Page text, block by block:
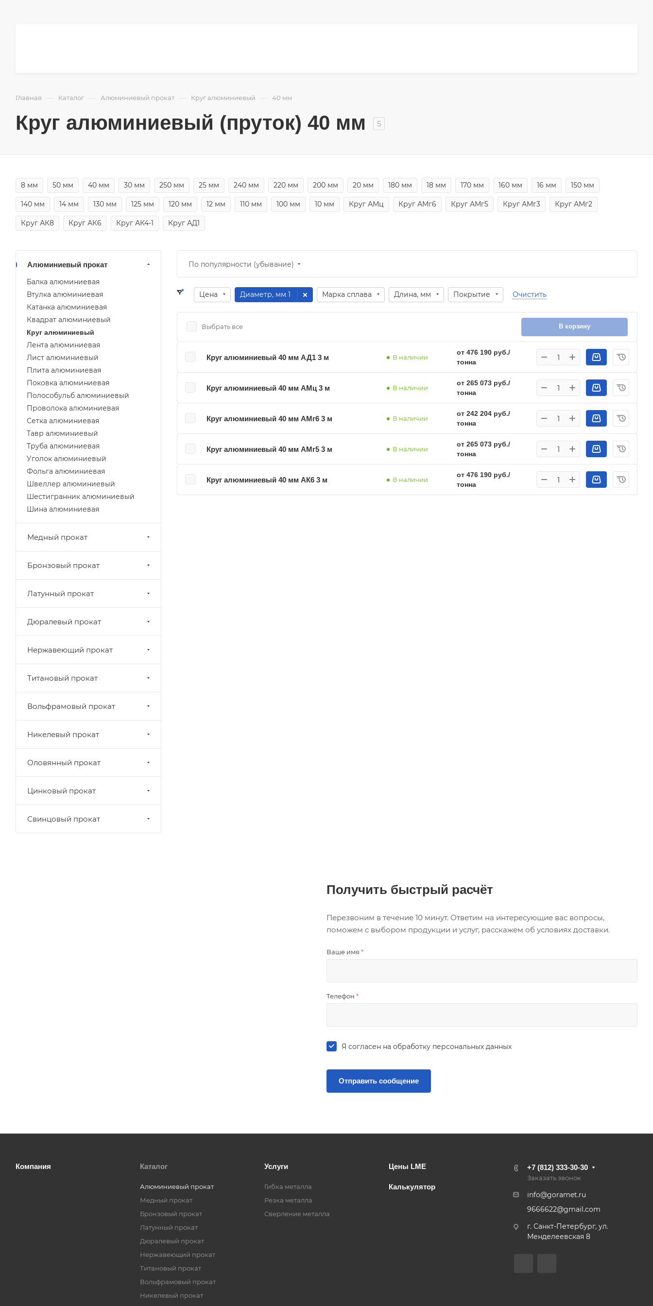
Главная — Каталог — Алюминиевый прокат — Круг алюминиевый — 40 мм
Круг алюминиевый (пруток) 40 мм 5
8 мм 50 мм 40 мм 30 мм 250 мм 25 мм 240 мм 220 мм 200 мм 20 мм 180 мм 18 мм 170 мм 160 мм 16 мм 150 мм
140 мм 14 мм 130 мм 125 мм 120 мм 12 мм 110 мм 100 мм 10 мм Круг АМц Круг АМг6 Круг АМг5 Круг АМг3 Круг АМг2
Круг АК8 Круг АК6 Круг АК4-1 Круг АД1
По популярности (убывание)
Цена Диаметр, мм: 1 Марка сплава Длина, мм Покрытие Очистить
Выбрать все В корзину
Круг алюминиевый 40 мм АД1 3 м В наличии
от 476 190 руб./
тонна
Круг алюминиевый 40 мм АМц 3 м В наличии
от 265 073 руб./
тонна
Круг алюминиевый 40 мм АМг6 3 м В наличии
от 242 204 руб./
тонна
Круг алюминиевый 40 мм АМг5 3 м В наличии
от 265 073 руб./
тонна
Круг алюминиевый 40 мм АК6 3 м В наличии
от 476 190 руб./
тонна
Алюминиевый прокат
Балка алюминиевая
Втулка алюминиевая
Катанка алюминиевая
Квадрат алюминиевый
Круг алюминиевый
Лента алюминиевая
Лист алюминиевый
Плита алюминиевая
Поковка алюминиевая
Полособульб алюминиевый
Проволока алюминиевая
Сетка алюминиевая
Тавр алюминиевый
Труба алюминиевая
Уголок алюминиевый
Фольга алюминиевая
Швеллер алюминиевый
Шестигранник алюминиевый
Шина алюминиевая
Медный прокат
Бронзовый прокат
Латунный прокат
Дюралевый прокат
Нержавеющий прокат
Титановый прокат
Вольфрамовый прокат
Никелевый прокат
Оловянный прокат
Цинковый прокат
Свинцовый прокат
Получить быстрый расчёт
Перезвоним в течение 10 минут. Ответим на интересующие вас вопросы,
поможем с выбором продукции и услуг, расскажем об условиях доставки.
Ваше имя *
Телефон *
Я согласен на обработку персональных данных
Компания Каталог
Алюминиевый прокат
Медный прокат
Бронзовый прокат
Латунный прокат
Дюралевый прокат
Нержавеющий прокат
Титановый прокат
Вольфрамовый прокат
Никелевый прокат
Услуги
Гибка металла
Резка металла
Сверление металла
Цены LME
Калькулятор
+7 (812) 333-30-30
Заказать звонок
info@goramet.ru
9666622@gmail.com
г. Санкт-Петербург, ул.
Менделеевская 8